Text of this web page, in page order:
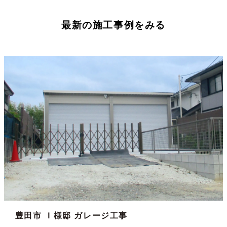
最新の施工事例をみる
豊田市 Ｉ様邸 ガレージ工事